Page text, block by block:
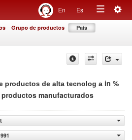
En Es
Toggle
Grupo de productos País
productos de alta tecnolog a in %
manufacturados